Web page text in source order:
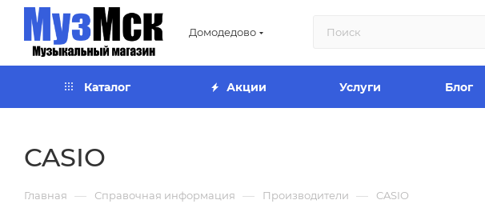
Домодедово
Каталог Акции Услуги Блог
CASIO
Главная — Справочная информация — Производители — CASIO